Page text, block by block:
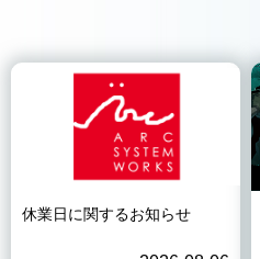
休業日に関するお知らせ